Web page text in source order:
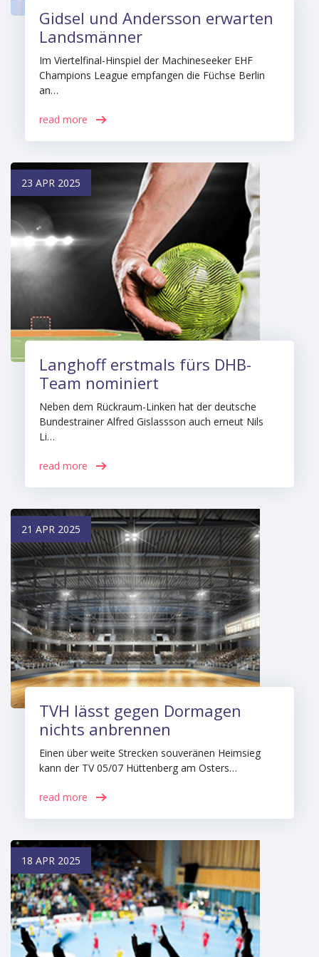
Gidsel und Andersson erwarten
Landsmänner
Im Viertelfinal-Hinspiel der Machineseeker EHF
Champions League empfangen die Füchse Berlin
an…
read more
23 APR 2025
Langhoff erstmals fürs DHB-
Team nominiert
Neben dem Rückraum-Linken hat der deutsche
Bundestrainer Alfred Gislassson auch erneut Nils
Li…
read more
21 APR 2025
TVH lässt gegen Dormagen
nichts anbrennen
Einen über weite Strecken souveränen Heimsieg
kann der TV 05/07 Hüttenberg am Osters…
read more
18 APR 2025